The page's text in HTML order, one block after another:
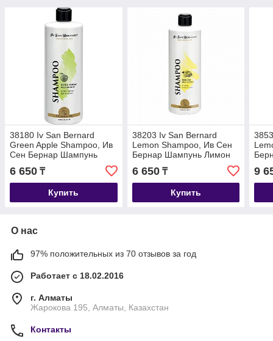
38180 Iv San Bernard
Green Apple Shampoo, Ив
Сен Бернар Шампунь
Зелёное яблоко для
длинной шерсти, 500мл.
6 650 ₸
Купить
38203 Iv San Bernard
Lemon Shampoo, Ив Сен
Бернар Шампунь Лимон
для короткой шерсти,
500мл.
6 650₸
Купить
9
О нас
97% положительных из 70 отзывов за год
Работает с 18.02.2016
г. Алматы
Жарокова 195, Алматы, Казахстан
Контакты